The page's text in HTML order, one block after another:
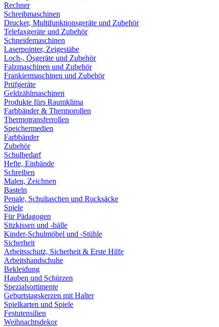
Rechner
Schreibmaschinen
Drucker, Multifunktionsgeräte und Zubehör
Telefaxgeräte und Zubehör
Schneidemaschinen
Laserpointer, Zeigestäbe
Loch-, Ösgeräte und Zubehör
Falzmaschinen und Zubehör
Frankiermaschinen und Zubehör
Prüfgeräte
Geldzählmaschinen
Produkte fürs Raumklima
Farbbänder & Thermorollen
Thermotransferrollen
Speichermedien
Farbbänder
Zubehör
Schulbedarf
Hefte, Einbände
Schreiben
Malen, Zeichnen
Basteln
Penale, Schultaschen und Rucksäcke
Spiele
Für Pädagogen
Sitzkissen und -bälle
Kinder-Schulmöbel und -Stühle
Sicherheit
Arbeitsschutz, Sicherheit & Erste Hilfe
Arbeitshandschuhe
Bekleidung
Hauben und Schürzen
Spezialsortimente
Geburtstagskerzen mit Halter
Spielkarten und Spiele
Festutensilien
Weihnachtsdekor